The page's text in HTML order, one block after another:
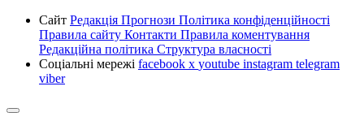
Сайт Редакція Прогнози Політика конфіденційності
Правила сайту Контакти Правила коментування
Редакційна політика Структура власності
Соціальні мережі facebook x youtube instagram telegram
viber